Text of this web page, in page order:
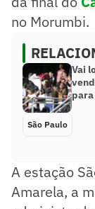
no Morumbi.
Vai
São Paulo
A estação
Amarela, a